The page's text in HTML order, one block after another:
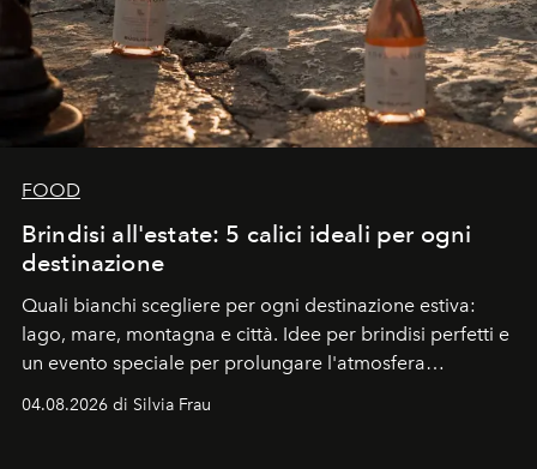
FOOD
Brindisi all'estate: 5 calici ideali per ogni
destinazione
Quali bianchi scegliere per ogni destinazione estiva:
lago, mare, montagna e città. Idee per brindisi perfetti e
un evento speciale per prolungare l'atmosfera
04.08.2026 di Silvia Frau